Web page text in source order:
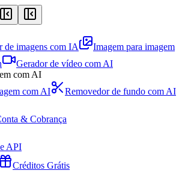
de imagens com IA
Imagem para imagem
Gerador de vídeo com AI
com AI
com AI
Removedor de fundo com AI
& Cobrança
API
Créditos Grátis